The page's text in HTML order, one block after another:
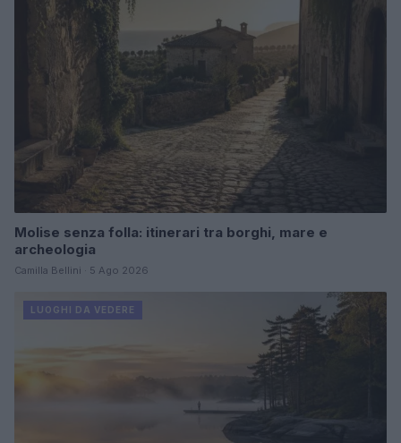
Molise senza folla: itinerari tra borghi, mare e
archeologia
Camilla Bellini · 5 Ago 2026
LUOGHI DA VEDERE